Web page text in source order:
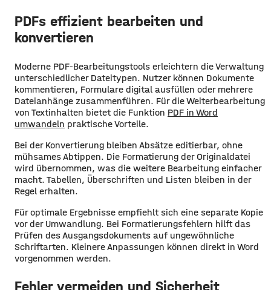
PDFs effizient bearbeiten und
konvertieren
Moderne PDF-Bearbeitungstools erleichtern die Verwaltung
unterschiedlicher Dateitypen. Nutzer können Dokumente
kommentieren, Formulare digital ausfüllen oder mehrere
Dateianhänge zusammenführen. Für die Weiterbearbeitung
von Textinhalten bietet die Funktion PDF in Word
umwandeln praktische Vorteile.
Bei der Konvertierung bleiben Absätze editierbar, ohne
mühsames Abtippen. Die Formatierung der Originaldatei
wird übernommen, was die weitere Bearbeitung einfacher
macht. Tabellen, Überschriften und Listen bleiben in der
Regel erhalten.
Für optimale Ergebnisse empfiehlt sich eine separate Kopie
vor der Umwandlung. Bei Formatierungsfehlern hilft das
Prüfen des Ausgangsdokuments auf ungewöhnliche
Schriftarten. Kleinere Anpassungen können direkt in Word
vorgenommen werden.
Fehler vermeiden und Sicherheit